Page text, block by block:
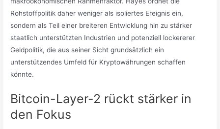
Rohstoffpolitik daher weniger als isoliertes Ereignis ein,
sondern als Teil einer breiteren Entwicklung hin zu stärker
staatlich unterstützten Industrien und potenziell lockererer
Geldpolitik, die aus seiner Sicht grundsätzlich ein
unterstützendes Umfeld für Kryptowährungen schaffen
könnte.
Bitcoin-Layer-2 rückt stärker in
den Fokus